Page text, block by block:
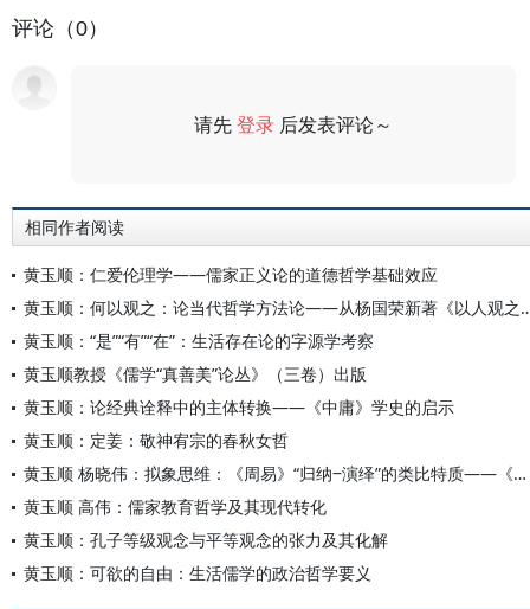
评论（0）
请先登录 后发表评论～
相同作者阅读
黄玉顺：仁爱伦理学——儒家正义论的道德哲学基础效应
黄玉顺：何以观之：论当代哲
黄玉顺：“是”“有”“在”：生活存在论的字源学考察
黄玉顺教授《儒学“真善美”论丛》（三卷）出版
黄玉顺：论经典诠释中的主体转换——《中庸》学史的启示
黄玉顺：定姜：敬神宥宗的春秋女哲
黄玉顺 杨晓伟：拟象思维：《周易》“归纳‒演绎”的类比特质——《易传》“象”观念的认识论分析
黄玉顺 高伟：儒家教育哲学及其现代转化
黄玉顺：孔子等级观念与平等观念的张力及其化解
黄玉顺：可欲的自由：生活儒学的政治哲学要义